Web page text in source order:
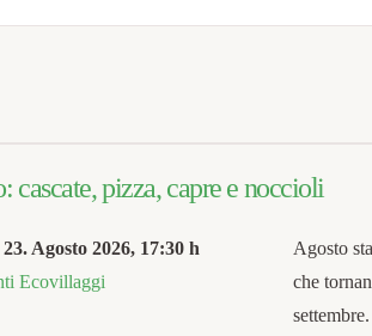
pizza, capre e noccioli
Agosto 2026, 17:30 h
Ecovillaggi
Agosto
che